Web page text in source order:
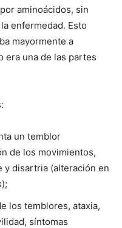
aminoácidos, sin
enfermedad. Esto
mayormente a
era una de las partes
un temblor
de los movimientos,
y disartria (alteración en
los temblores, ataxia,
síntomas